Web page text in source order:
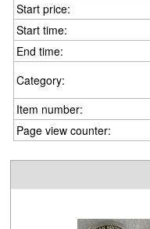
Start price:
Start time:
End time:
Category:
Item number:
Page view counter: